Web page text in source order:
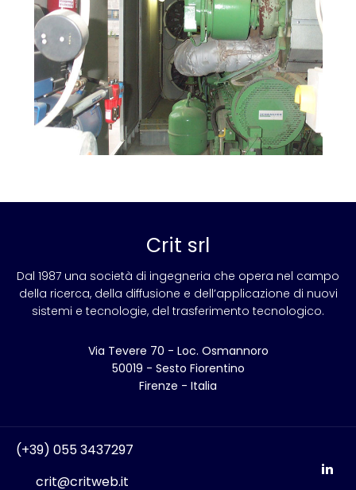
Crit srl
Dal 1987 una società di ingegneria che opera nel campo
della ricerca, della diffusione e dell’applicazione di nuovi
sistemi e tecnologie, del trasferimento tecnologico.
Via Tevere 70 - Loc. Osmannoro
50019 - Sesto Fiorentino
Firenze - Italia
(+39) 055 3437297
crit@critweb.it